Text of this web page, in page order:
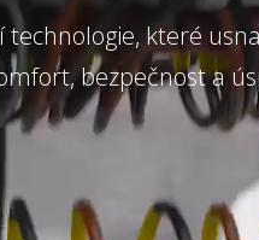
technologie, které
bezpečnost a